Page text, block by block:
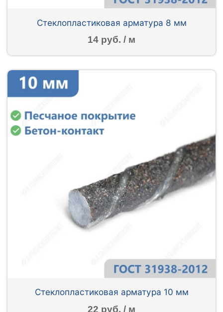
Стеклопластиковая арматура 8 мм
14 руб. / м
Стеклопластиковая арматура 10 мм
22 руб. / м